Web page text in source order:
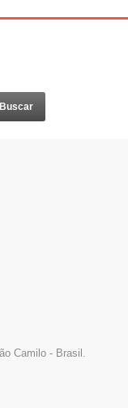
Camilo - Brasil.